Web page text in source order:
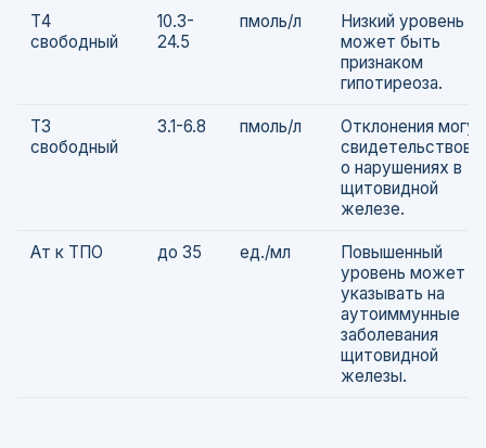
Т4
свободный
10.3-
24.5
пмоль/л
Низкий уровень
может быть
признаком
гипотиреоза.
Т3
свободный
3.1-6.8 пмоль/л
Отклонения могут
о нарушениях в
щитовидной
железе.
Ат к ТПО до 35 ед./мл
Повышенный
уровень может
указывать на
аутоиммунные
заболевания
щитовидной
железы.